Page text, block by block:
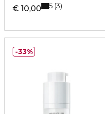
€ 10,00 5 3
33%